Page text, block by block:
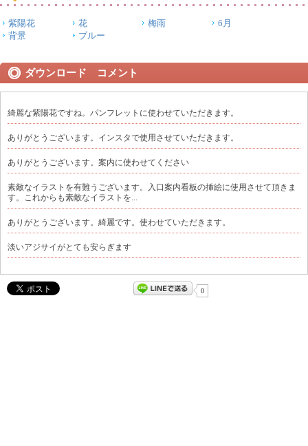
紫陽花 花 梅雨
6月
背景
ブルー
ダウンロード コメント
綺麗な紫陽花ですね。パンフレットに使わせていただきます。
ありがとうございます。インスタで使用させていただきます。
ありがとうございます。案内に使わせてください
素敵なイラストを有難うございます。入口案内看板の挿絵に使用させて頂きま
す。これからも素敵なイラストを...
ありがとうございます。綺麗です。使わせていただきます。
淡いアジサイがとても安らぎます
0